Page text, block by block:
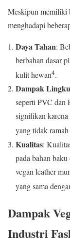
Meskipun memiliki
menghadapi
Daya Tahan:
berbahan dasar
kulit hewan4.
Dampak
seperti PVC dan
signifikan karena
yang tidak
Kualitas:
pada bahan
vegan leather
yang sama
Dampak
Industri